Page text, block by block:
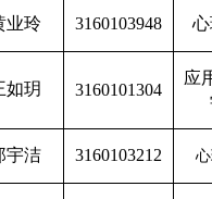
业玲 3160103948
如玥 3160101304
应
宇洁 3160103212